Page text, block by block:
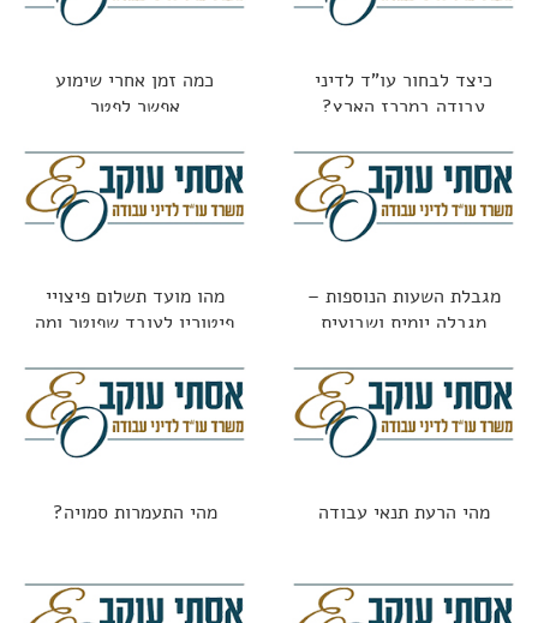
כיצד לבחור עו"ד לדיני
עבודה במרכז הארץ?
כמה זמן אחרי שימוע
אפשר לפטר
מגבלת השעות הנוספות –
מגבלה יומית ושבועית
מהו מועד תשלום פיצויי
פיטורין לעובד שפוטר ומה
מהי הרעת תנאי עבודה מהי התעמרות סמויה?